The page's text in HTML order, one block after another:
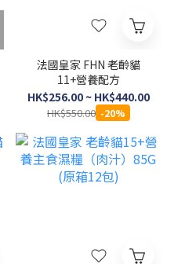
法國皇家 FHN 老齡貓
11+營養配方
HK$256.00 ~ HK$440.00
HK$550.00 -20%